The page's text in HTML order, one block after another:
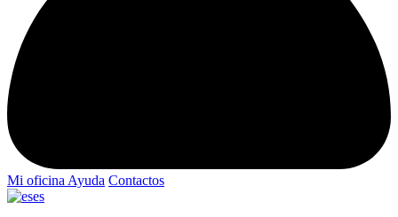
Mi oficina Ayuda Contactos
es